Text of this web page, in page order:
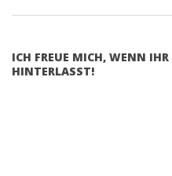
ICH FREUE MICH, WENN
HINTERLASST!